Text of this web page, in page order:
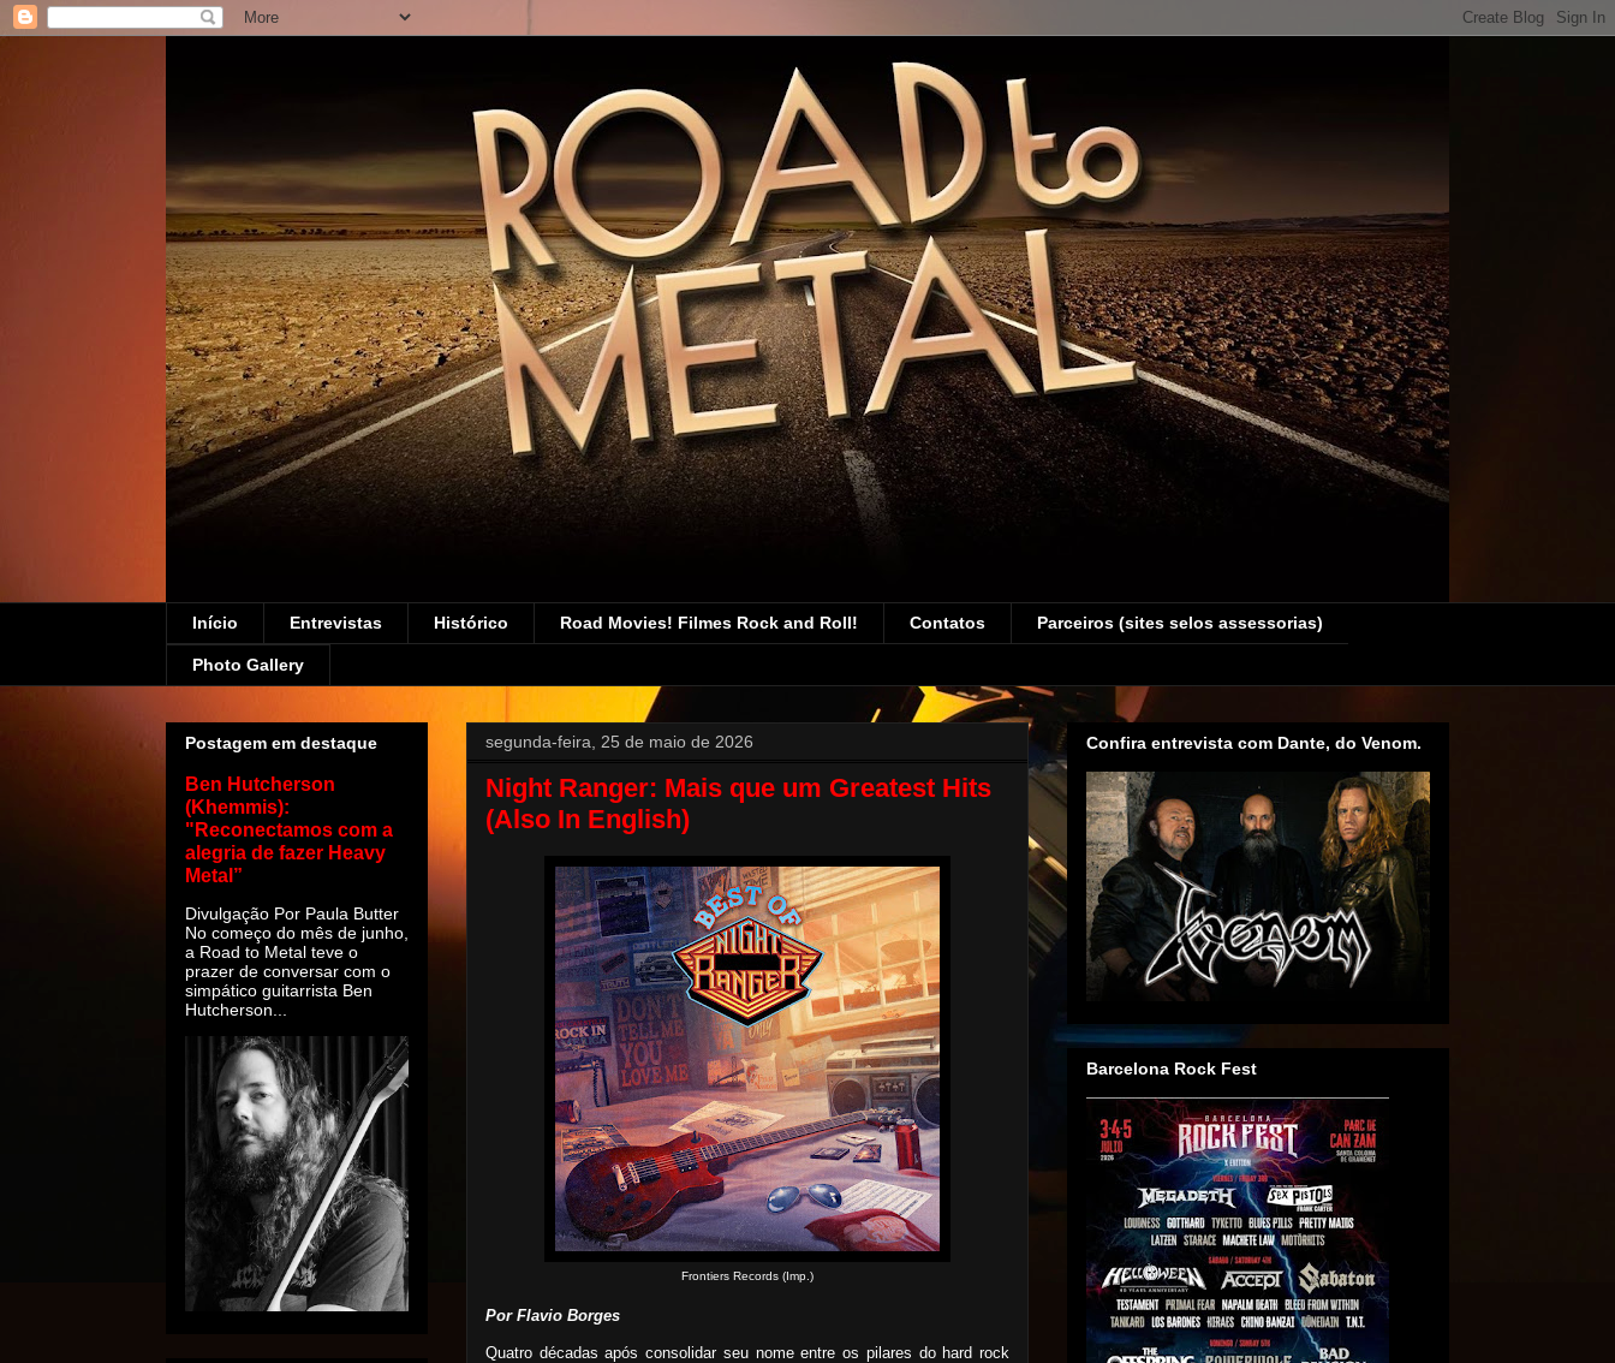
Início Entrevistas Histórico Road Movies! Filmes Rock and Roll! Contatos Parceiros (sites selos assessorias)
Photo Gallery
segunda-feira, 25 de maio de 2026
Night Ranger: Mais que um Greatest Hits
(Also In English)
Frontiers Records (Imp.)
Por Flavio Borges
Quatro décadas após consolidar seu nome entre os pilares do hard rock
Postagem em destaque
Ben Hutcherson
(Khemmis):
"Reconectamos com a
alegria de fazer Heavy
Metal”
Divulgação Por Paula Butter
No começo do mês de junho,
a Road to Metal teve o
prazer de conversar com o
simpático guitarrista Ben
Hutcherson...
Confira entrevista com Dante, do Venom.
Barcelona Rock Fest